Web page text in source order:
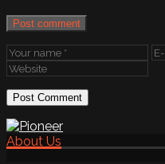
Post comment
About Us